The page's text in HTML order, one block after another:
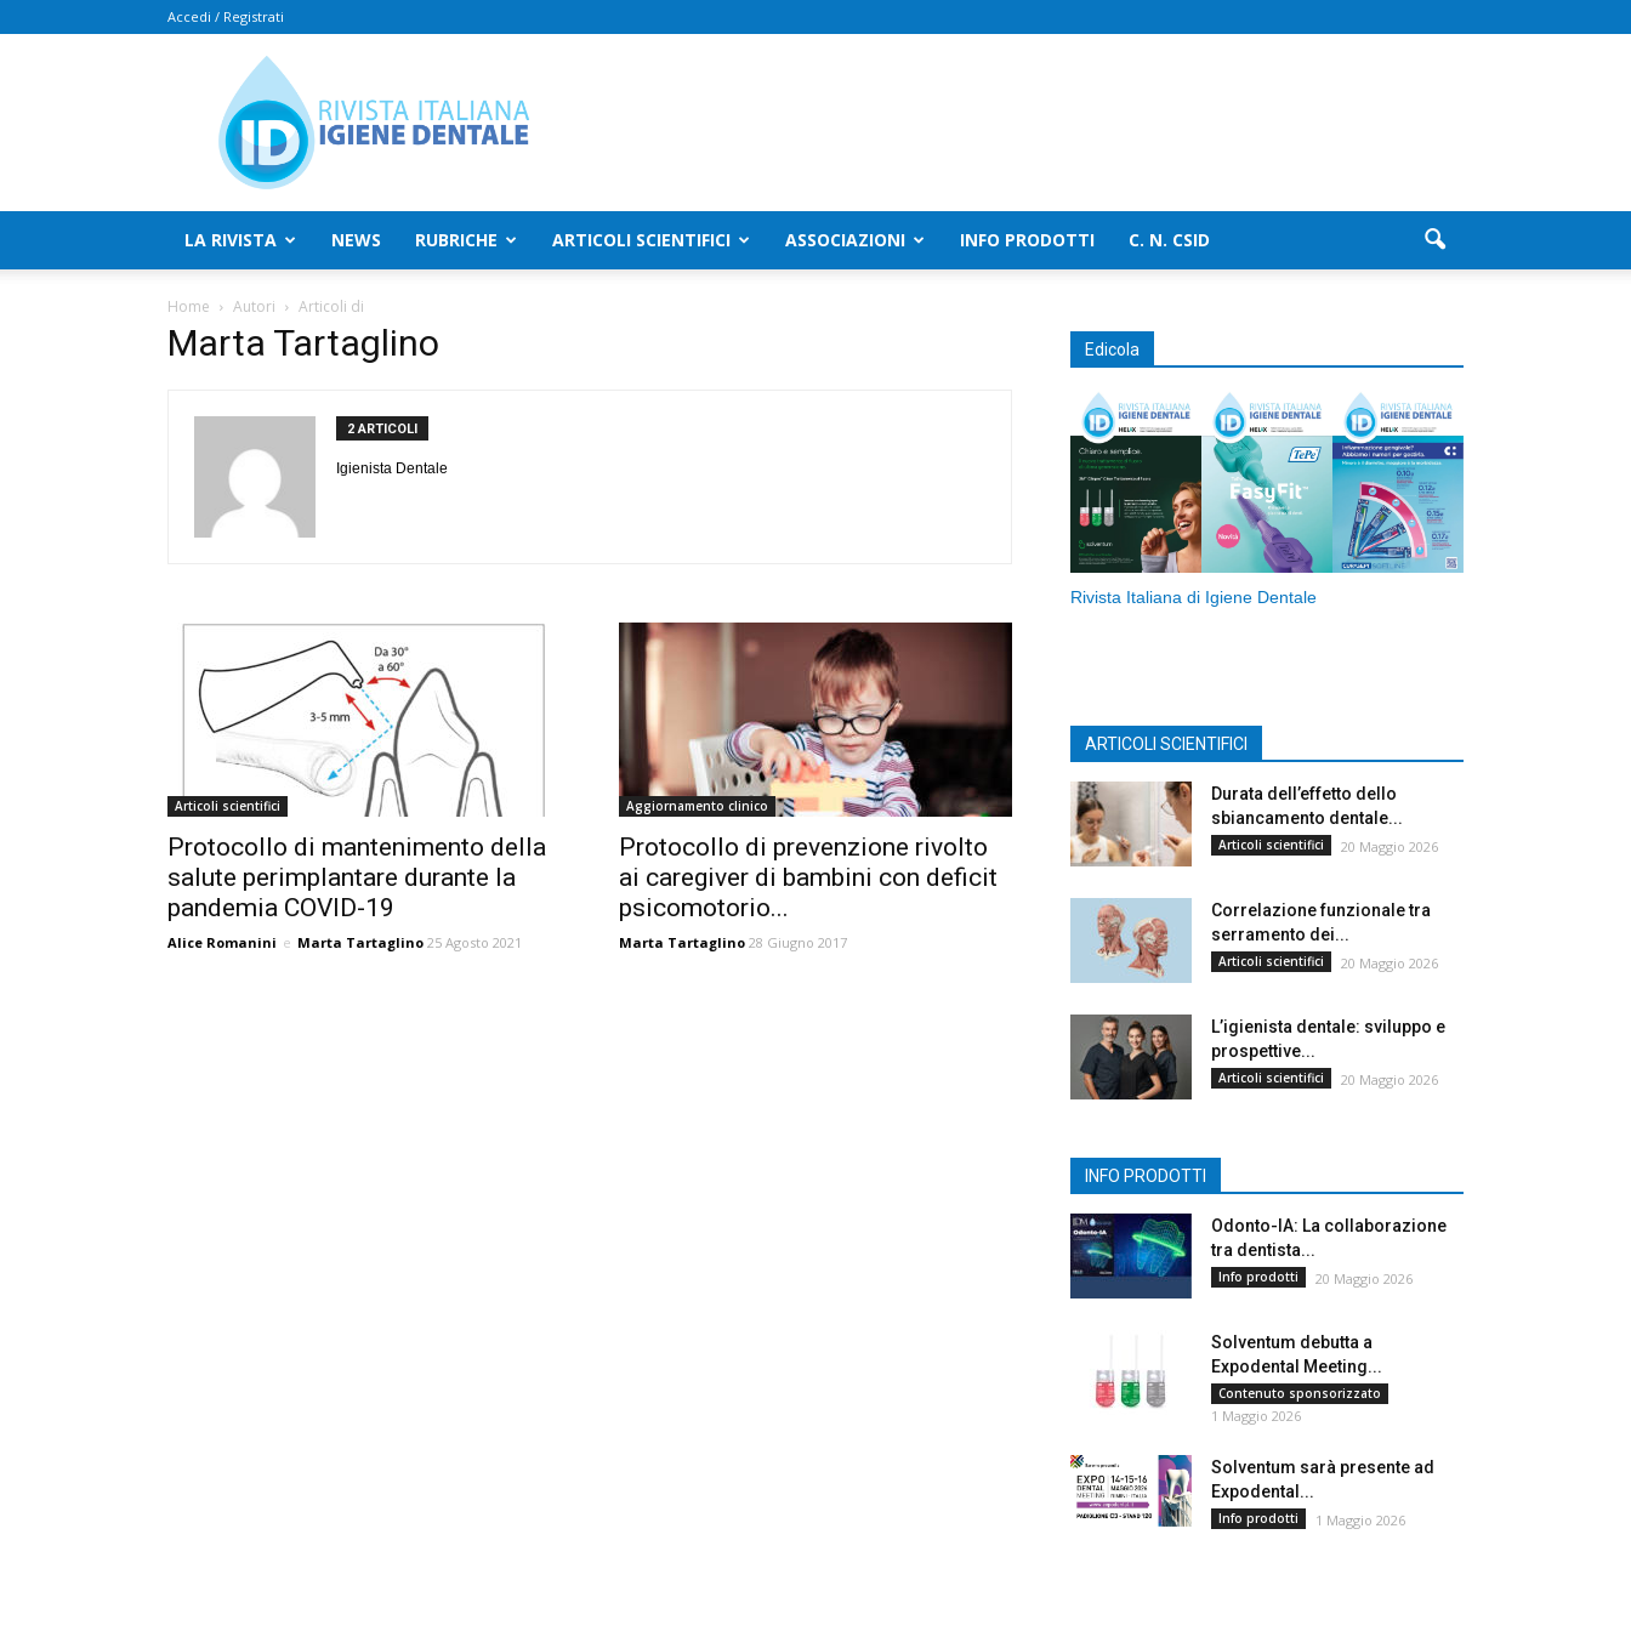
Accedi / Registrati
Rivista
Italiana
Igiene
Dentale
LA RIVISTA NEWS RUBRICHE ARTICOLI SCIENTIFICI ASSOCIAZIONI INFO PRODOTTI C. N. CSID
Home Autori Articoli di
Marta Tartaglino
2 ARTICOLI
Igienista Dentale
Articoli scientifici
Protocollo di mantenimento della
salute perimplantare durante la
pandemia COVID-19
Alice Romanini e Marta Tartaglino 25 Agosto 2021
Aggiornamento clinico
Protocollo di prevenzione rivolto
ai caregiver di bambini con deficit
psicomotorio...
Marta Tartaglino 28 Giugno 2017
Edicola
Rivista Italiana di Igiene Dentale
ARTICOLI SCIENTIFICI
Durata dell’effetto dello
sbiancamento dentale...
Articoli scientifici 20 Maggio 2026
Correlazione funzionale tra
serramento dei...
Articoli scientifici 20 Maggio 2026
L’igienista dentale: sviluppo e
prospettive...
Articoli scientifici 20 Maggio 2026
INFO PRODOTTI
Odonto-IA: La collaborazione
tra dentista...
Info prodotti 20 Maggio 2026
Solventum debutta a
Expodental Meeting...
Contenuto sponsorizzato
1 Maggio 2026
Solventum sarà presente ad
Expodental...
Info prodotti 1 Maggio 2026